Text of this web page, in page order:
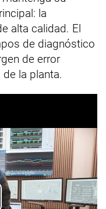
la
alta calidad. El
de diagnóstico
de error
la planta.